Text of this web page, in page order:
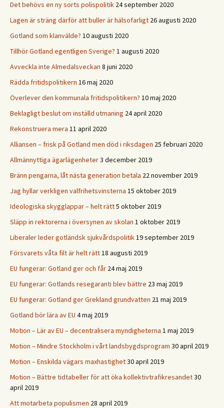
Det behövs en ny sorts polispolitik 24 september 2020
Lagen är sträng därför att buller är hälsofarligt 26 augusti 2020
Gotland som klanvälde? 10 augusti 2020
Tillhör Gotland egentligen Sverige? 1 augusti 2020
Avveckla inte Almedalsveckan 8 juni 2020
Rädda fritidspolitikern 16 maj 2020
Överlever den kommunala fritidspolitikern? 10 maj 2020
Beklagligt beslut om inställd utmaning 24 april 2020
Rekonstruera mera 11 april 2020
Alliansen – frisk på Gotland men död i riksdagen 25 februari 2020
Allmännyttiga ägarlägenheter3 december 2019
Bränn pengarna, låt nästa generation betala 22 november 2019
Jag hyllar verkligen valfrihetsvinsterna 15 oktober 2019
Ideologiska skygglappar – helt rätt5 oktober 2019
Släpp in rektorerna i översynen av skolan 1 oktober 2019
Liberaler leder gotländsk sjukvårdspolitik19 september 2019
Försvarets våta filt är helt rätt18 augusti 2019
EU fungerar: Gotland ger och får 24 maj 2019
EU fungerar: Gotlands resegaranti blev bättre 23 maj 2019
EU fungerar: Gotland ger Grekland grundvatten 21 maj 2019
Gotland bör lära av EU 4 maj 2019
Motion – Lär av EU – decentralisera myndigheterna 1 maj 2019
Motion – Mindre Stockholm i vårt landsbygdsprogram 30 april 2019
Motion – Enskilda vägars maxhastighet30 april 2019
Motion – Bättre tidtabeller för att öka kollektivtrafikresandet30
april 2019
Att motarbeta populismen 28 april 2019